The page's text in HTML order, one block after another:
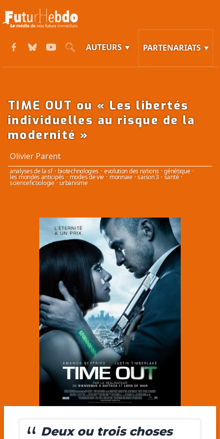
AUTEURS PARTENARIATS
TIME OUT ou « Les libertés
individuelles au risque de la
modernité »
Olivier Parent
analyses de la sf · biotechnologies · evolution des nations · génétique ·
les mondes anticipés · modes de vie · monnaie · saison 3 · santé ·
sciencefictiologie · urbanisme
Deux ou trois choses